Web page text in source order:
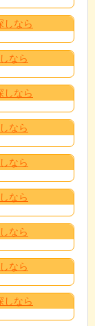
しなら
なら
しなら
なら
なら
なら
なら
なら
しなら